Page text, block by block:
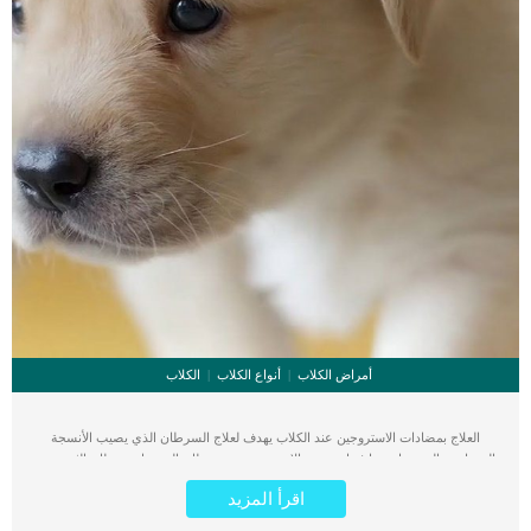
أمراض الكلاب أنواع الكلاب الكلاب
العلاج بمضادات الاستروجين عند الكلاب يهدف لعلاج السرطان الذي يصيب الأنسجة
الحساسة بالهرمونات بما فيها هرمون الاستروجين. سرطان الرحم او سرطان الثدى عند
انثى الكلاب غالبا ما يتم علاجه بمضادات هرمون الاستروجين. العلاج بالهرمونات بشكل
عام يهدف لخفض أو ارتفاع مستويات الهرمون داخل جسم الكلب حسب كل حالة. ترجع
فكرة علاج الأورام السرطانية بالعلاج الهرمونى الى ان الهرمون يحفز النمو الخلوي داخل
اقرأ المزيد